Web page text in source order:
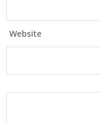
Website